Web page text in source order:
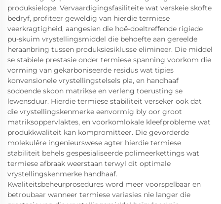
produksielope. Vervaardigingsfasiliteite wat verskeie skofte
bedryf, profiteer geweldig van hierdie termiese
veerkragtigheid, aangesien die hoë-doeltreffende rigiede
pu-skuim vrystellingsmiddel die behoefte aan gereelde
heraanbring tussen produksiesiklusse elimineer. Die middel
se stabiele prestasie onder termiese spanning voorkom die
vorming van gekarboniseerde residus wat tipies
konvensionele vrystellingstelsels pla, en handhaaf
sodoende skoon matrikse en verleng toerusting se
lewensduur. Hierdie termiese stabiliteit verseker ook dat
die vrystellingskenmerke eenvormig bly oor groot
matriksoppervlaktes, en voorkomlokale kleefprobleme wat
produkkwaliteit kan kompromitteer. Die gevorderde
molekulêre ingenieurswese agter hierdie termiese
stabiliteit behels gespesialiseerde polimeerkettings wat
termiese afbraak weerstaan terwyl dit optimale
vrystellingskenmerke handhaaf.
Kwaliteitsbeheurprosedures word meer voorspelbaar en
betroubaar wanneer termiese variasies nie langer die